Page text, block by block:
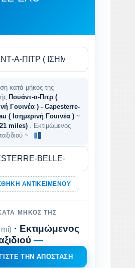
κατά μήκος της
Πουάντ-α-Πιτρ (
Γουινέα ) - Capesterre-
( Ισημερινή Γουινέα ) ~
miles)
. Εκτιμώμενος
~
ΑΝΤΙΚΕΙΜΈΝΟΥ
ΜΉΚΟΣ ΤΗΣ
· Εκτιμώμενος
—
ΤΗΝ ΑΠΌΣΤΑΣΗ